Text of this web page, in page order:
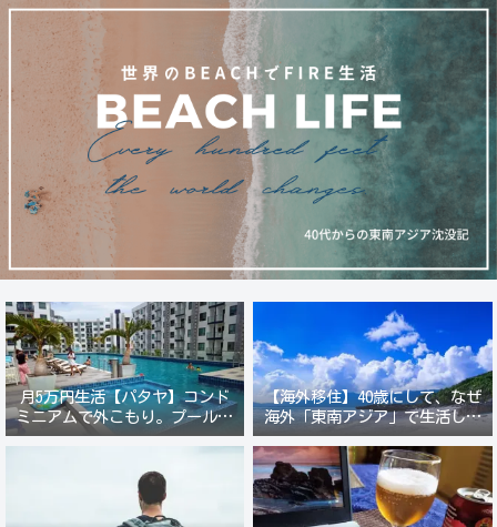
月5万円生活【パタヤ】コンド
ミニアムで外こもり。プール付
き新築コンドでステーキ&ウオ
【海外移住】40歳にして、なぜ
海外「東南アジア」で生活しよ
うと思ったのか？